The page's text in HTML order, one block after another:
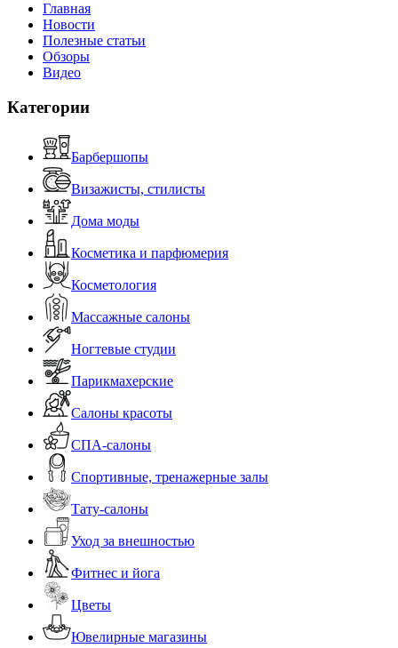
Главная
Новости
Полезные статьи
Обзоры
Видео
Категории
Барбершопы
Визажисты, стилисты
Дома моды
Косметика и парфюмерия
Косметология
Массажные салоны
Ногтевые студии
Парикмахерские
Салоны красоты
СПА-салоны
Спортивные, тренажерные залы
Тату-салоны
Уход за внешностью
Фитнес и йога
Цветы
Ювелирные магазины